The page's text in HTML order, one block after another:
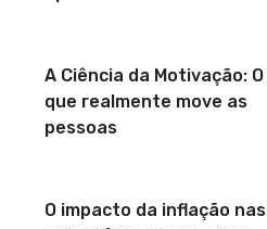
A Ciência da Motivação: O
que realmente move as
pessoas
O impacto da inflação nas